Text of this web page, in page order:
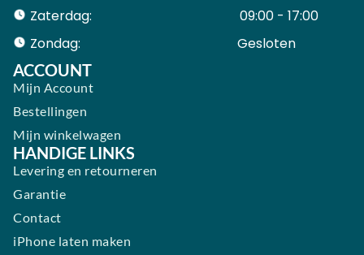
Zaterdag:
09:00 - 17:00
Zondag:
Gesloten ​ ​ ​ ​ ​ ​ ​
ACCOUNT
Mijn Account
Bestellingen
Mijn winkelwagen
HANDIGE LINKS
Levering en retourneren
Garantie
Contact
iPhone laten maken